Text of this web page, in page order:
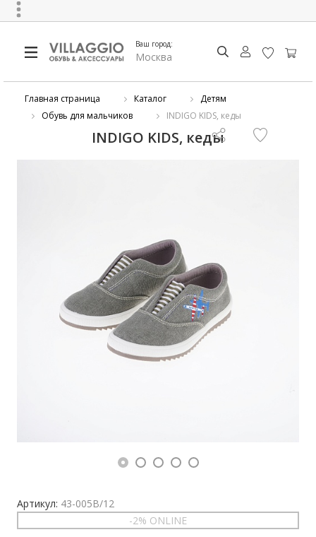
Ваш город:
Москва
Главная страница Каталог
Детям
Обувь для мальчиков
INDIGO KIDS, кеды
INDIGO KIDS, кеды
Артикул: 43-005B/12
-2% ONLINE